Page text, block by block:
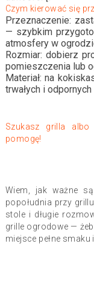
Czym kierować się
Przeznaczenie:
— szybkim
atmosfery w
Rozmiar: dobierz
pomieszczenia lub
Materiał: na
trwałych i odpornych
Szukasz grilla
pomogę!
Wiem, jak ważne
popołudnia przy
stole i długie
grille ogrodowe —
miejsce pełne